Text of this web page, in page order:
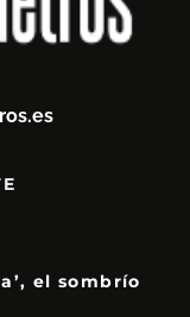
el sombrío